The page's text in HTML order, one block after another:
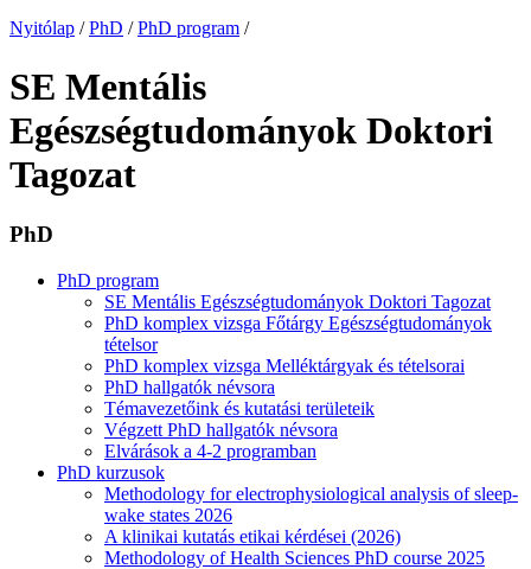
Nyitólap / PhD / PhD program /
SE Mentális
Egészségtudományok Doktori
Tagozat
PhD
PhD program
SE Mentális Egészségtudományok Doktori Tagozat
PhD komplex vizsga Főtárgy Egészségtudományok
tételsor
PhD komplex vizsga Melléktárgyak és tételsorai
PhD hallgatók névsora
Témavezetőink és kutatási területeik
Végzett PhD hallgatók névsora
Elvárások a 4-2 programban
PhD kurzusok
Methodology for electrophysiological analysis of sleep-
wake states 2026
A klinikai kutatás etikai kérdései (2026)
Methodology of Health Sciences PhD course 2025